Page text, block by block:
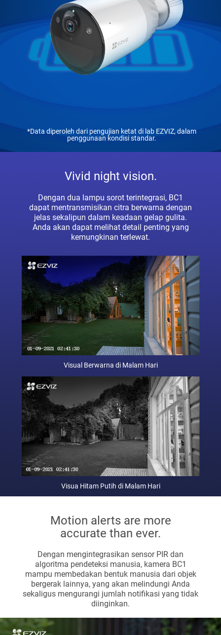
*Data diperoleh dari pengujian ketat di lab EZVIZ, dalam
penggunaan kondisi standar.
Vivid night vision.
Dengan dua lampu sorot terintegrasi, BC1
dapat mentransmisikan citra berwarna dengan
jelas sekalipun dalam keadaan gelap gulita.
Anda akan dapat melihat detail penting yang
kemungkinan terlewat.
Visual Berwarna di Malam Hari
Visua Hitam Putih di Malam Hari
Motion alerts are more
accurate than ever.
Dengan mengintegrasikan sensor PIR dan
algoritma pendeteksi manusia, kamera BC1
mampu membedakan bentuk manusia dari objek
bergerak lainnya, yang akan melindungi Anda
sekaligus mengurangi jumlah notifikasi yang tidak
diinginkan.